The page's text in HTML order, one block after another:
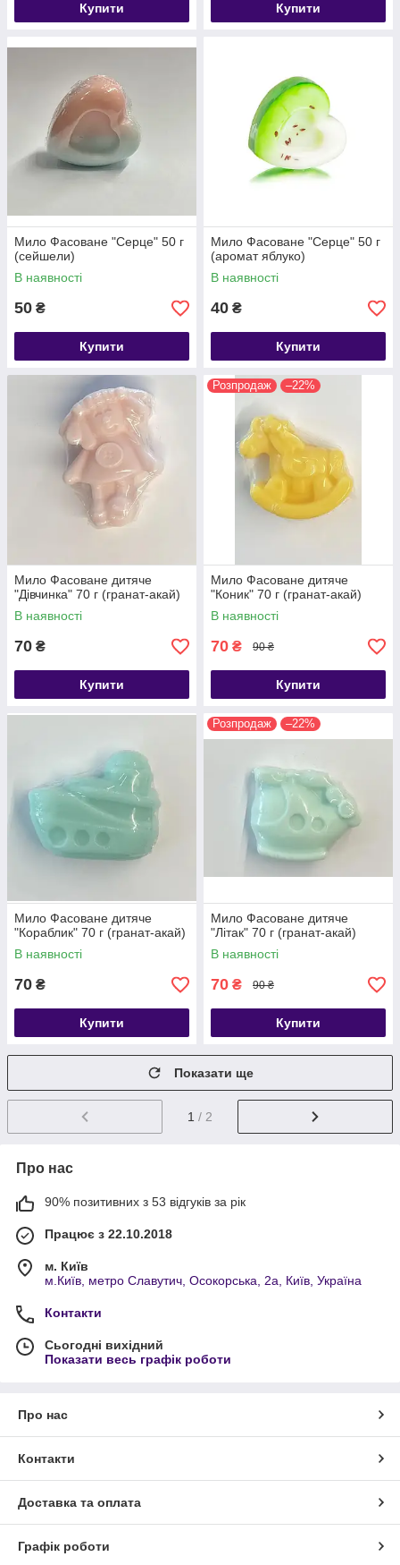
Купити Купити
Мило Фасоване "Серце" 50 г
(сейшели)
В наявності
50 ₴
Купити
Мило Фасоване "Серце" 50 г
(аромат яблуко)
В наявності
40 ₴
Купити
Мило Фасоване дитяче
"Дівчинка" 70 г (гранат-акай)
В наявності
70 ₴
Купити
Розпродаж –22%
Мило Фасоване дитяче
"Коник" 70 г (гранат-акай)
В наявності
70 ₴ 90 ₴
Купити
Мило Фасоване дитяче
"Кораблик" 70 г (гранат-акай)
В наявності
70 ₴
Купити
Розпродаж –22%
Мило Фасоване дитяче
"Літак" 70 г (гранат-акай)
В наявності
70 ₴ 90 ₴
Купити
Показати ще
1 / 2
Про нас
90% позитивних з 53 відгуків за рік
Працює з 22.10.2018
м. Київ
м.Київ, метро Славутич, Осокорська, 2а, Київ, Україна
Контакти
Сьогодні вихідний
Показати весь графік роботи
Про нас
Контакти
Доставка та оплата
Графік роботи